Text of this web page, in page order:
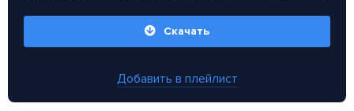
Скачать
Добавить в плейлист